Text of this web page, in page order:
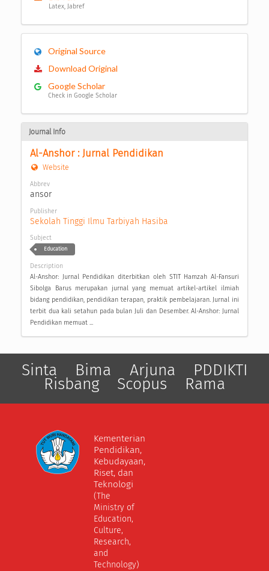
Latex, Jabref
Original Source
Download Original
Google Scholar
Check in Google Scholar
Journal Info
Al-Anshor : Jurnal Pendidikan
Website
Abbrev
ansor
Publisher
Sekolah Tinggi Ilmu Tarbiyah Hasiba
Subject
Education
Description
Al-Anshor: Jurnal Pendidikan diterbitkan oleh STIT Hamzah Al-Fansuri
Sibolga Barus merupakan jurnal yang memuat artikel-artikel ilmiah
bidang pendidikan, pendidikan terapan, praktik pembelajaran. Jurnal ini
terbit dua kali setahun pada bulan Juli dan Desember. Al-Anshor: Jurnal
Pendidikan memuat ...
Sinta Bima Arjuna PDDIKTI
Risbang Scopus Rama
Kementerian
Pendidikan,
Kebudayaan,
Riset, dan
Teknologi
(The
Ministry of
Education,
Culture,
Research,
and
Technology)